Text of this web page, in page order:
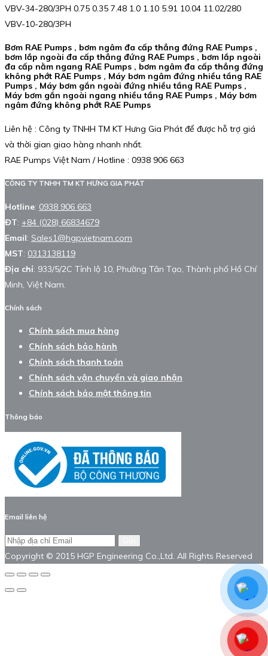
VBV-34-280/3PH 0.75 0.35 7.48 1.0 1.10 5.91 10.04 11.02/280
VBV-10-280/3PH
Bơm RAE Pumps , bơm ngâm đa cấp thẳng đứng RAE Pumps ,
bơm lắp ngoài đa cấp thẳng đứng RAE Pumps , bơm lắp ngoài
đa cấp nằm ngang RAE Pumps , bơm ngâm đa cấp thẳng đứng
không phớt RAE Pumps , Máy bơm ngâm đứng nhiều tầng RAE
Pumps , Máy bơm gắn ngoài đứng nhiều tầng RAE Pumps ,
Máy bơm gắn ngoài ngang nhiều tầng RAE Pumps , Máy bơm
ngâm đứng không phớt RAE Pumps
Liên hệ : Công ty TNHH TM KT Hưng Gia Phát để được hỗ trợ giá
và thời gian giao hàng nhanh nhất.
RAE Pumps Việt Nam / Hotline : 0938 906 663
CÔNG TY TNHH TM KT HƯNG GIA PHÁT
Hotline: 0938 906 663
ĐT: +84 (028) 66834679
Email: Sales1@hgpvietnam.com
MST: 0313138119
Địa chỉ: 933/5/2C Tỉnh lộ 10, Phường Tân Tạo, Thành phố Hồ Chí
Minh, Việt Nam.
Chính sách
Chính sách mua hàng
Chính sách bảo hành
Chính sách thanh toán
Chính sách vận chuyển và giao nhận
Chính sách bảo mật thông tin
Thông báo
Email liên hệ
Copyright © 2015 HGP Engineering Co.,Ltd. All Rights Reserved